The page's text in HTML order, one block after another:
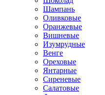
Шампань
Оливковые
Оранжевые
Вишневые
Изумрудные
Венге
Ореховые
Янтарные
Сиреневые
Салатовые